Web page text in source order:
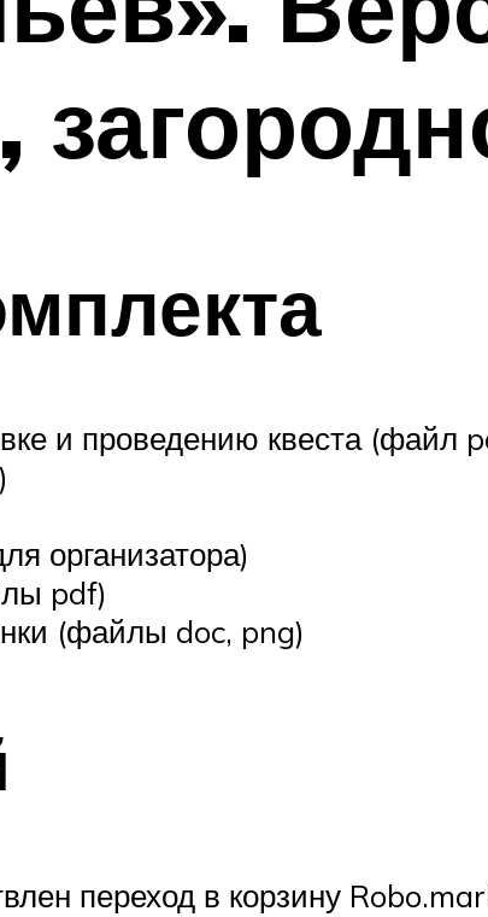
и проведению квеста (файл
организатора)
pdf)
(файлы doc, png)
переход в корзину